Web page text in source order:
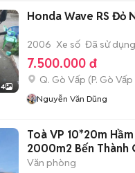
4
Honda Wave RS Đỏ
2006 Xe số Đã sử dụng
7.500.000 đ
Q. Gò Vấp (P. Gò Vấp
Nguyễn Văn Dũng
Toà VP 10*20m
2000m2 Bến Thành
Văn phòng